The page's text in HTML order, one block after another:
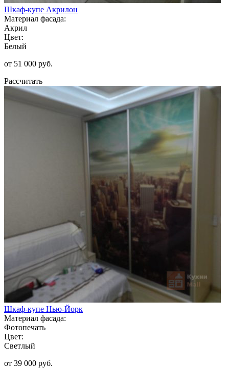
Шкаф-купе Акрилон
Материал фасада:
Акрил
Цвет:
Белый
от 51 000 руб.
Рассчитать
Шкаф-купе Нью-Йорк
Материал фасада:
Фотопечать
Цвет:
Светлый
от 39 000 руб.